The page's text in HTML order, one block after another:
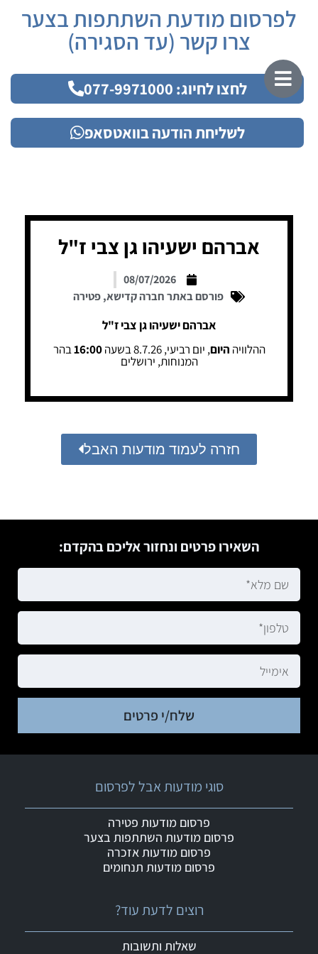
לפרסום מודעת השתתפות בצער
צרו קשר (עד הסגירה)
לחצו לחיוג: 077-9971000
לשליחת הודעה בוואטסאפ
אברהם ישעיהו גן צבי ז"ל
08/07/2026
פורסם באתר חברה קדישא,פטירה
אברהם ישעיהו גן צבי ז"ל
ההלוויה היום, יום רביעי, 8.7.26 בשעה 16:00בהר
המנוחות, ירושלים
חזרה לעמוד מודעות האבל
השאירו פרטים ונחזור אליכם בהקדם:
שלח/י פרטים
רוצים לדעת עוד?
שאלות ותשובות
סוגי מודעות אבל לפרסום
פרסום מודעות פטירה
פרסום מודעות השתתפות בצער
פרסום מודעות אזכרה
פרסום מודעות תנחומים